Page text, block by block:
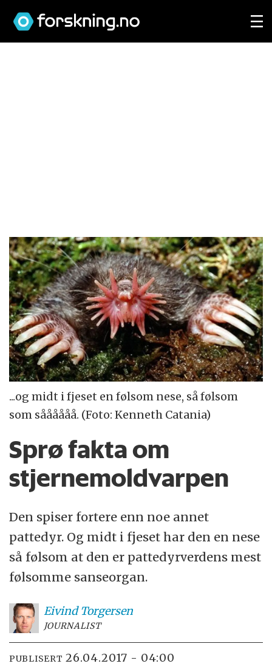
...og midt i fjeset en følsom nese, så følsom
som såååååå. (Foto: Kenneth Catania)
Sprø fakta om
stjernemoldvarpen
Den spiser fortere enn noe annet
pattedyr. Og midt i fjeset har den en nese
så følsom at den er pattedyrverdens mest
følsomme sanseorgan.
Eivind Torgersen
JOURNALIST
PUBLISERT 26.04.2017 - 04:00